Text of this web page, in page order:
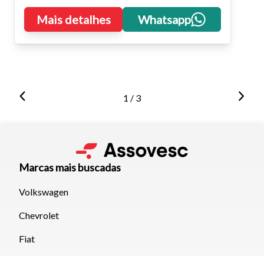
Mais detalhes Whatsapp
1 / 3
Marcas mais buscadas
Volkswagen
Chevrolet
Fiat